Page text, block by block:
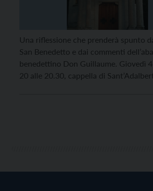
Una riflessione che prenderà spunto
San Benedetto e dai commenti
benedettino Don Guillaume. Giovedì
20 alle 20.30, cappella di